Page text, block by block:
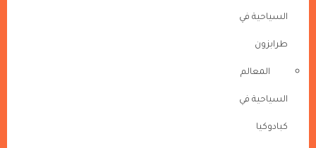
السياحية في
طرابزون
المعالم
السياحية في
كبادوكيا